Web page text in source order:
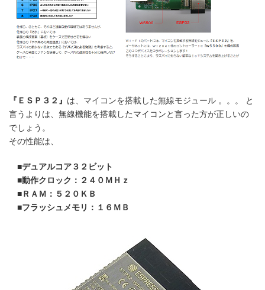
『ＥＳＰ３２』 は、マイコンを搭載した無線モジュール 。。。 と
言うよりは、無線機能を搭載したマイコンと言った方が正しいの
でしょう。
その性能は、
■デュアルコア３２ビット
■動作クロック：２４０ＭＨｚ
■ＲＡＭ：５２０ＫＢ
■フラッシュメモリ：１６ＭＢ